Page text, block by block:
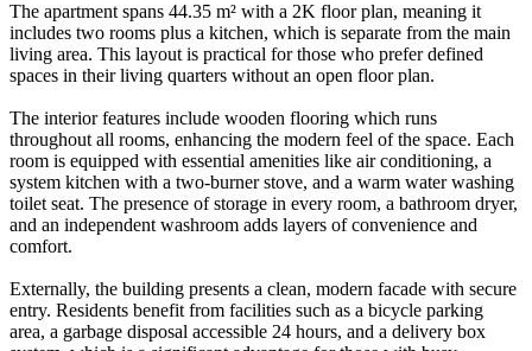
The apartment spans 44.35 m² with a 2K floor plan, meaning it
includes two rooms plus a kitchen, which is separate from the main
living area. This layout is practical for those who prefer defined
spaces in their living quarters without an open floor plan.
The interior features include wooden flooring which runs
throughout all rooms, enhancing the modern feel of the space. Each
room is equipped with essential amenities like air conditioning, a
system kitchen with a two-burner stove, and a warm water washing
toilet seat. The presence of storage in every room, a bathroom dryer,
and an independent washroom adds layers of convenience and
comfort.
Externally, the building presents a clean, modern facade with secure
entry. Residents benefit from facilities such as a bicycle parking
area, a garbage disposal accessible 24 hours, and a delivery box